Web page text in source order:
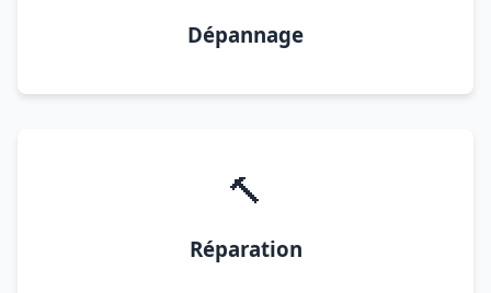
Dépannage
🔨
Réparation